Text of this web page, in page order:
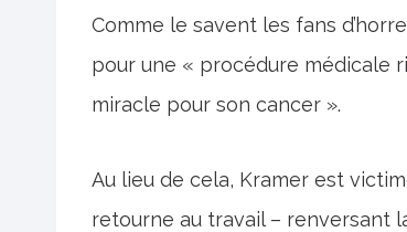
Comme le savent les fans
pour une « procédure médicale
miracle pour son cancer ».
Au lieu de cela, Kramer est
retourne au travail – renversant